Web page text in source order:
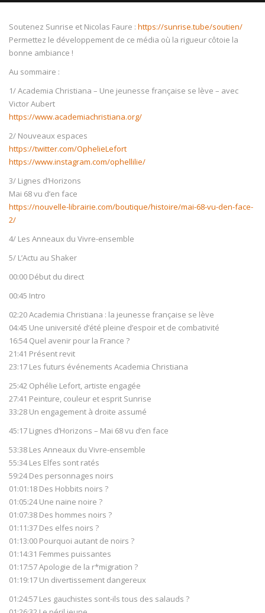
NOW PLAYING
Soutenez Sunrise et Nicolas Faure : https://sunrise.tube/soutien/
Permettez le développement de ce média où la rigueur côtoie la
bonne ambiance !
Au sommaire :
1/ Academia Christiana – Une jeunesse française se lève – avec
Victor Aubert
https://www.academiachristiana.org/
2/ Nouveaux espaces
https://twitter.com/OphelieLefort
https://www.instagram.com/ophellilie/
3/ Lignes d’Horizons
Mai 68 vu d’en face
https://nouvelle-librairie.com/boutique/histoire/mai-68-vu-den-face-
2/
4/ Les Anneaux du Vivre-ensemble
5/ L’Actu au Shaker
00:00 Début du direct
00:45 Intro
02:20 Academia Christiana : la jeunesse française se lève
04:45 Une université d’été pleine d’espoir et de combativité
16:54 Quel avenir pour la France ?
21:41 Présent revit
23:17 Les futurs événements Academia Christiana
25:42 Ophélie Lefort, artiste engagée
27:41 Peinture, couleur et esprit Sunrise
33:28 Un engagement à droite assumé
45:17 Lignes d’Horizons – Mai 68 vu d’en face
53:38 Les Anneaux du Vivre-ensemble
55:34 Les Elfes sont ratés
59:24 Des personnages noirs
01:01:18 Des Hobbits noirs ?
01:05:24 Une naine noire ?
01:07:38 Des hommes noirs ?
01:11:37 Des elfes noirs ?
01:13:00 Pourquoi autant de noirs ?
01:14:31 Femmes puissantes
01:17:57 Apologie de la r*migration ?
01:19:17 Un divertissement dangereux
01:24:57 Les gauchistes sont-ils tous des salauds ?